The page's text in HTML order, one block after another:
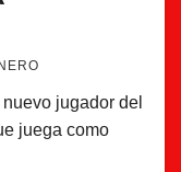
jugador del
juega como